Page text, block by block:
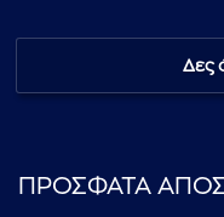
Δες
ΠΡΟΣΦΑΤΑ